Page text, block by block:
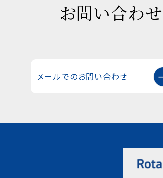
お問い合わせ
メールでのお問い合わせ